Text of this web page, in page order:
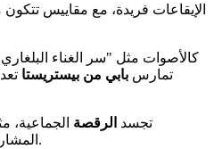
كالأصوات مثل "سر الغناء
تمارس بابي من بيستريستا
تجسد الرقصة الجماعية،
المشاركون ممسكين بأيديهم في دائرة.